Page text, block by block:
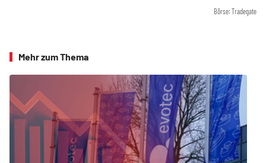
Börse: Tradegate
Mehr zum Thema